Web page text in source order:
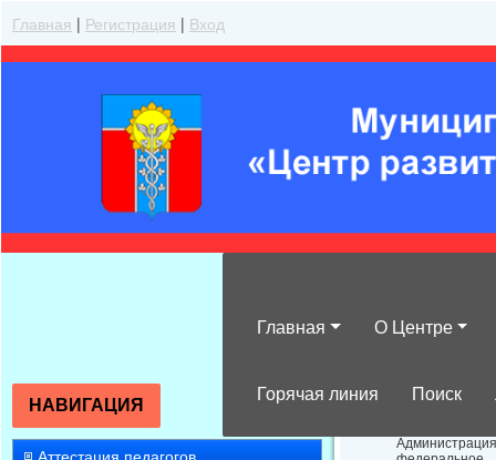
Главная | Регистрация | Вход
Главная О Центре
Горячая линия Поиск
НАВИГАЦИЯ